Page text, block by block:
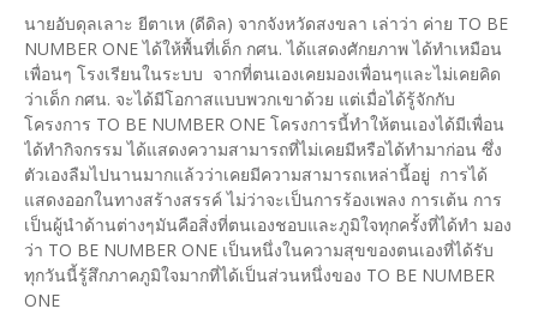
นายอับดุลเลาะ ยีตาเห (ดีดิล) จากจังหวัดสงขลา เล่าว่า ค่าย TO BE
NUMBER ONE ได้ให้พื้นที่เด็ก กศน. ได้แสดงศักยภาพ ได้ทำเหมือน
เพื่อนๆ โรงเรียนในระบบ จากที่ตนเองเคยมองเพื่อนๆและไม่เคยคิด
ว่าเด็ก กศน. จะได้มีโอกาสแบบพวกเขาด้วย แต่เมื่อได้รู้จักกับ
โครงการ TO BE NUMBER ONE โครงการนี้ทำให้ตนเองได้มีเพื่อน
ได้ทำกิจกรรม ได้แสดงความสามารถที่ไม่เคยมีหรือได้ทำมาก่อน ซึ่ง
ตัวเองลืมไปนานมากแล้วว่าเคยมีความสามารถเหล่านี้อยู่ การได้
แสดงออกในทางสร้างสรรค์ ไม่ว่าจะเป็นการร้องเพลง การเต้น การ
เป็นผู้นำด้านต่างๆมันคือสิ่งที่ตนเองชอบและภูมิใจทุกครั้งที่ได้ทำ มอง
ว่า TO BE NUMBER ONE เป็นหนึ่งในความสุขของตนเองที่ได้รับ
ทุกวันนี้รู้สึกภาคภูมิใจมากที่ได้เป็นส่วนหนึ่งของ TO BE NUMBER
ONE